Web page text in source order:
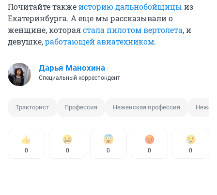
Почитайте такжеисторию дальнобойщицы из
Екатеринбурга. А еще мы рассказывали о
женщине, котораястала пилотом вертолета, и
девушке,работающей авиатехником.
Дарья Манохина
Специальный корреспондент
Тракторист Профессия Неженская профессия
0 0 0 0 0